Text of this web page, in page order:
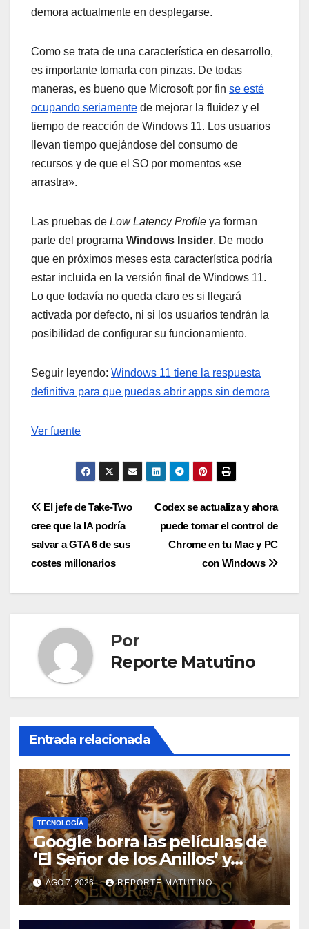
demora actualmente en desplegarse.
Como se trata de una característica en desarrollo,
es importante tomarla con pinzas. De todas
maneras, es bueno que Microsoft por fin se esté
ocupando seriamente de mejorar la fluidez y el
tiempo de reacción de Windows 11. Los usuarios
llevan tiempo quejándose del consumo de
recursos y de que el SO por momentos «se
arrastra».
Las pruebas de Low Latency Profile ya forman
parte del programa Windows Insider. De modo
que en próximos meses esta característica podría
estar incluida en la versión final de Windows 11.
Lo que todavía no queda claro es si llegará
activada por defecto, ni si los usuarios tendrán la
posibilidad de configurar su funcionamiento.
Seguir leyendo: Windows 11 tiene la respuesta
definitiva para que puedas abrir apps sin demora
Ver fuente
Navegación
de
entradas
Codex se actualiza y ahora
puede tomar el control de
Chrome en tu Mac y PC
con Windows
El jefe de Take-Two
cree que la IA podría
salvar a GTA 6 de sus
costes millonarios
Por
Reporte Matutino
Entrada relacionada
TECNOLOGÍA
Google borra las películas de
‘El Señor de los Anillos’ y
reabre el debate sobre la
propiedad digital
AGO 7, 2026 REPORTE MATUTINO